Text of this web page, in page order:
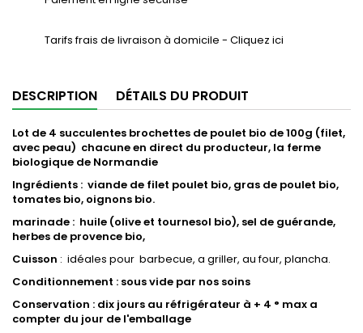
Tarifs frais de livraison à domicile - Cliquez ici
DESCRIPTION DÉTAILS DU PRODUIT
Lot de 4 succulentes brochettes de poulet bio de 100g (filet,
avec peau) chacuneen direct du producteur, la ferme
biologique de Normandie
Ingrédients : viande de filet poulet bio, gras de poulet bio,
tomates bio, oignons bio.
marinade : huile (olive et tournesol bio), sel de guérande,
herbes de provence bio,
Cuisson : idéales pour barbecue, a griller, au four, plancha.
Conditionnement : sous vide par nos soins
Conservation : dix jours au réfrigérateur à + 4 ° max a
compter du jour de l'emballage